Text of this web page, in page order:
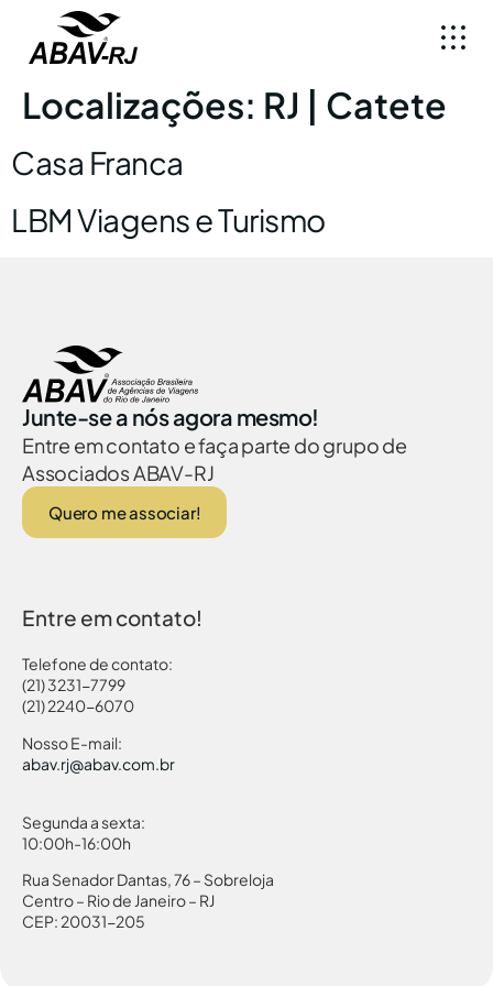
Localizações: RJ | Catete
Casa Franca
LBM Viagens e Turismo
Junte-se a nós agora mesmo!
Entre em contato e faça parte do grupo de
Associados ABAV-RJ
Quero me associar!
Entre em contato!
Telefone de contato:
(21) 3231-7799
(21) 2240-6070
Nosso E-mail:
abav.rj@abav.com.br
Segunda a sexta:
10:00h-16:00h
Rua Senador Dantas, 76 – Sobreloja
Centro – Rio de Janeiro – RJ
CEP: 20031-205